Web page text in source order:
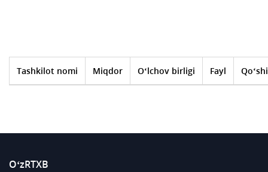
Tashkilot nomi Miqdor O‘lchov birligi Fayl
O‘zRTXB